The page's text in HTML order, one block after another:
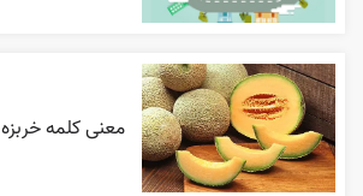
معنی کلمه خربزه